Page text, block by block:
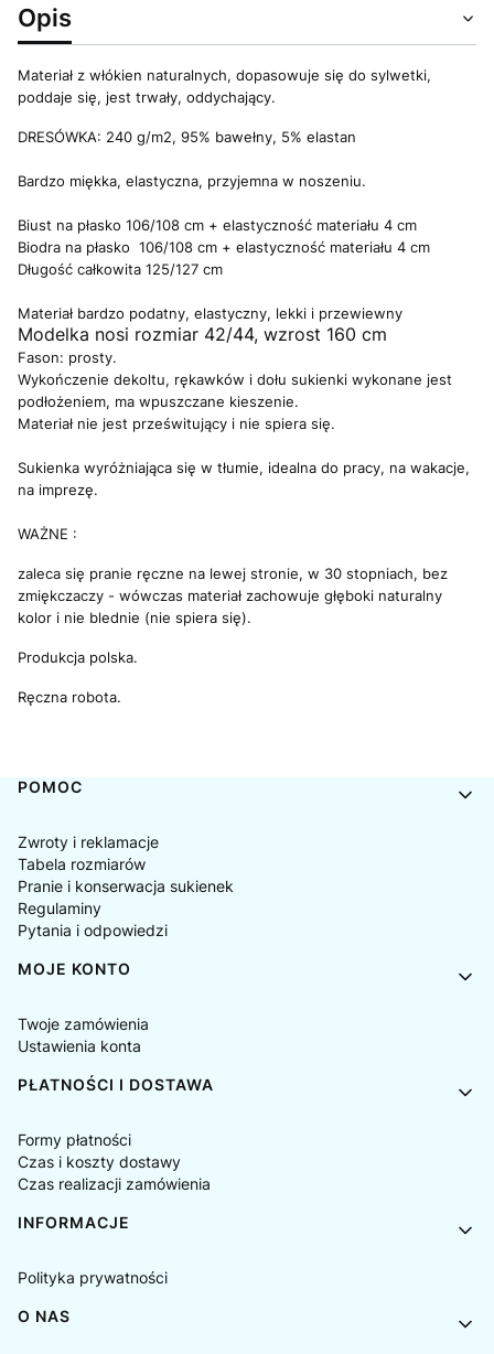
Opis
Materiał z włókien naturalnych, dopasowuje się do sylwetki,
poddaje się, jest trwały, oddychający.
DRESÓWKA: 240 g/m2, 95% bawełny, 5% elastan
Bardzo miękka, elastyczna, przyjemna w noszeniu.
Biust na płasko 106/108 cm + elastyczność materiału 4 cm
Biodra na płasko 106/108 cm + elastyczność materiału 4 cm
Długość całkowita 125/127 cm
Materiał bardzo podatny, elastyczny, lekki i przewiewny
Modelka nosi rozmiar 42/44, wzrost 160 cm
Fason: prosty.
Wykończenie dekoltu, rękawków i dołu sukienki wykonane jest
podłożeniem, ma wpuszczane kieszenie.
Materiał nie jest prześwitujący i nie spiera się.
Sukienka wyróżniająca się w tłumie, idealna do pracy, na wakacje,
na imprezę.
WAŻNE :
zaleca się pranie ręczne na lewej stronie, w 30 stopniach, bez
zmiękczaczy - wówczas materiał zachowuje głęboki naturalny
kolor i nie blednie (nie spiera się).
Produkcja polska.
Ręczna robota.
Linki w stopce
POMOC
Zwroty i reklamacje
Tabela rozmiarów
Pranie i konserwacja sukienek
Regulaminy
Pytania i odpowiedzi
MOJE KONTO
Twoje zamówienia
Ustawienia konta
PŁATNOŚCI I DOSTAWA
Formy płatności
Czas i koszty dostawy
Czas realizacji zamówienia
INFORMACJE
Polityka prywatności
O NAS